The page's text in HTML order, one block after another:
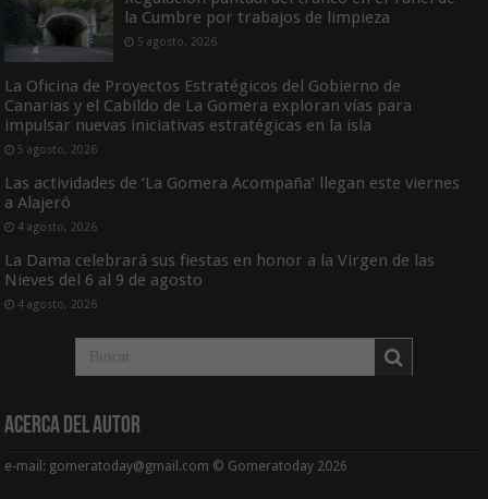
la Cumbre por trabajos de limpieza
5 agosto, 2026
La Oficina de Proyectos Estratégicos del Gobierno de
Canarias y el Cabildo de La Gomera exploran vías para
impulsar nuevas iniciativas estratégicas en la isla
5 agosto, 2026
Las actividades de ‘La Gomera Acompaña’ llegan este viernes
a Alajeró
4 agosto, 2026
La Dama celebrará sus fiestas en honor a la Virgen de las
Nieves del 6 al 9 de agosto
4 agosto, 2026
Acerca del Autor
e-mail: gomeratoday@gmail.com © Gomeratoday 2026